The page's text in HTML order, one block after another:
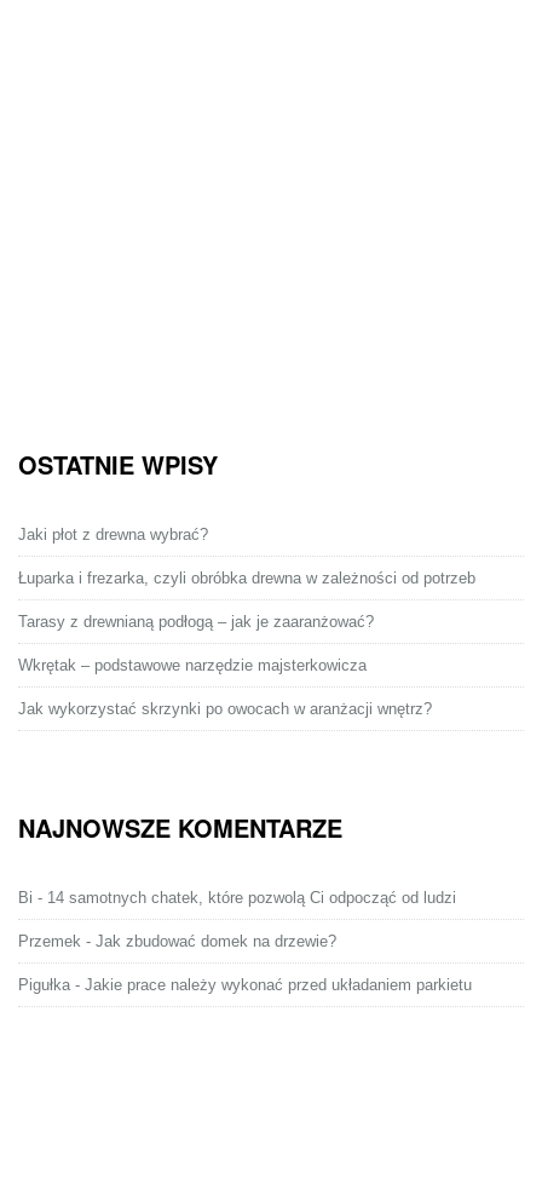
OSTATNIE WPISY
Jaki płot z drewna wybrać?
Łuparka i frezarka, czyli obróbka drewna w zależności od potrzeb
Tarasy z drewnianą podłogą – jak je zaaranżować?
Wkrętak – podstawowe narzędzie majsterkowicza
Jak wykorzystać skrzynki po owocach w aranżacji wnętrz?
NAJNOWSZE KOMENTARZE
Bi - 14 samotnych chatek, które pozwolą Ci odpocząć od ludzi
Przemek - Jak zbudować domek na drzewie?
Pigułka- Jakie prace należy wykonać przed układaniem parkietu